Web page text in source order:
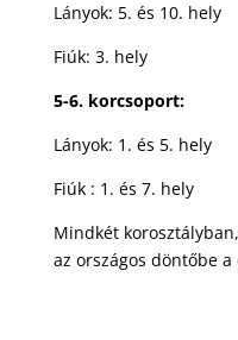
Lányok: 5. és 10. hely
Fiúk: 3. hely
5-6. korcsoport:
Lányok: 1. és 5. hely
Fiúk : 1. és 7. hely
Mindkét
az országos döntőbe a